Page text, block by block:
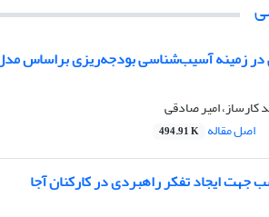
در زمینه آسیب‌شناسی بودجه‌ریزی براساس
امیر صادقی
اصل مقاله 494.91 K
جهت ایجاد تفکر راهبردی در کارکنان آجا